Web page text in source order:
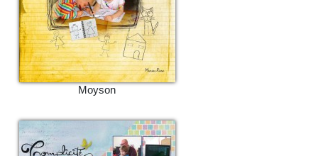
Moyson